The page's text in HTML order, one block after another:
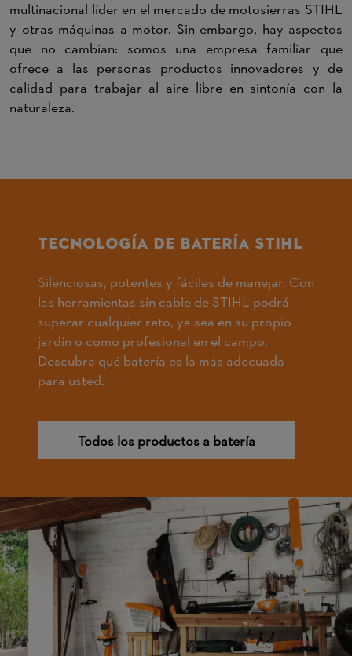
multinacional líder en el mercado de motosierras STIHL
y otras máquinas a motor. Sin embargo, hay aspectos
que no cambian: somos una empresa familiar que
ofrece a las personas productos innovadores y de
calidad para trabajar al aire libre en sintonía con la
naturaleza.
TECNOLOGÍA DE BATERÍA STIHL
Silenciosas, potentes y fáciles de manejar. Con
las herramientas sin cable de STIHL podrá
superar cualquier reto, ya sea en su propio
jardín o como profesional en el campo.
Descubra qué batería es la más adecuada
para usted.
Todos los productos a batería